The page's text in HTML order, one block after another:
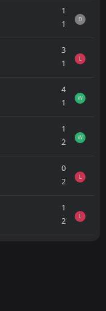
1
1
D
3
1
L
4
1
W
1
2
W
0
2
L
1
2
L